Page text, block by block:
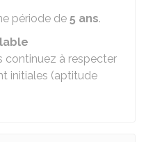
période de 5 ans.
continuez à respecter
initiales (aptitude